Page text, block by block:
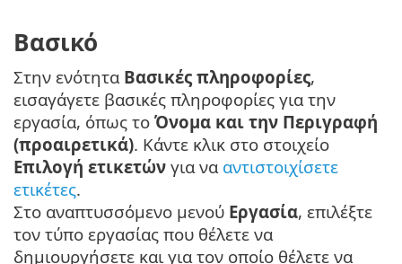
Βασικό
Στην ενότητα Βασικές πληροφορίες,
εισαγάγετε βασικές πληροφορίες για την
εργασία, όπως το Όνομα και την Περιγραφή
(προαιρετικά). Κάντε κλικ στο στοιχείο
Επιλογή ετικετών για να αντιστοιχίσετε
ετικέτες.
Στο αναπτυσσόμενο μενού Εργασία, επιλέξτε
τον τύπο εργασίας που θέλετε να
δημιουργήσετε και για τον οποίο θέλετε να